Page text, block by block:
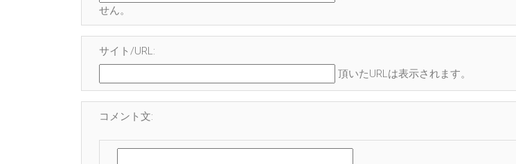
せん。
サイト/URL:
頂いたURLは表示されます。
コメント文: